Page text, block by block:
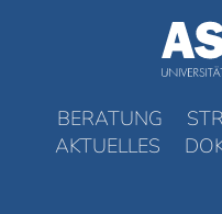
BERATUNG
AKTUELLES